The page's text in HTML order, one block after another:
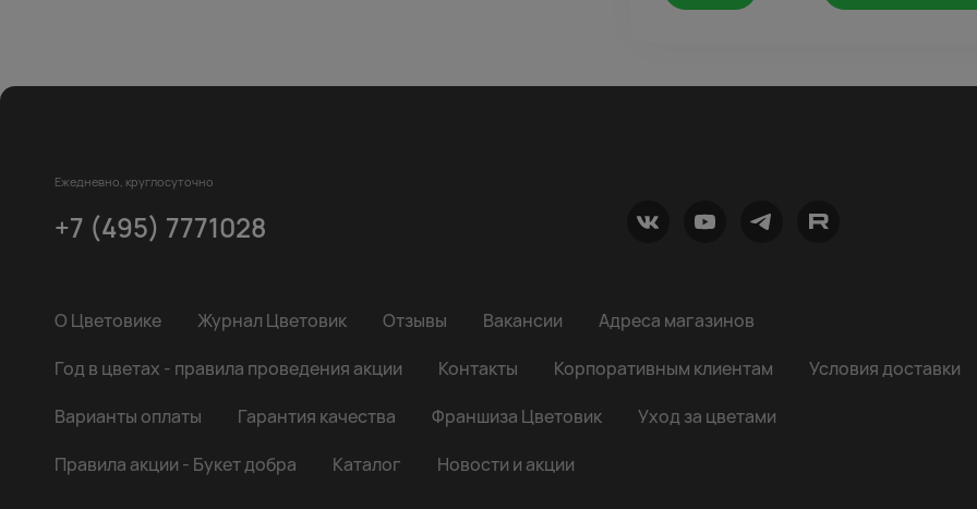
Ежедневно, круглосуточно
+7 (495) 7771028
О Цветовике Журнал Цветовик Отзывы Вакансии
Адреса магазинов
Год в цветах - правила проведения акции
Контакты Корпоративным клиентам
Условия доставки
Варианты оплаты
Гарантия качества Франшиза Цветовик
Уход за цветами
Правила акции - Букет добра
Каталог Новости и акции